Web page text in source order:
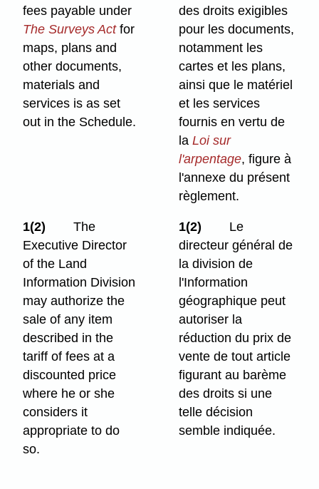
fees payable under
The Surveys Actfor
maps, plans and
other documents,
materials and
services is as set
out in the Schedule.
des droits exigibles
pour les documents,
notamment les
cartes et les plans,
ainsi que le matériel
et les services
fournis en vertu de
laLoi sur
l'arpentage, figure à
l'annexe du présent
règlement.
1(2)
The
Executive Director
of the Land
Information Division
may authorize the
sale of any item
described in the
tariff of fees at a
discounted price
where he or she
considers it
appropriate to do
so.
1(2)
Le
directeur général de
la division de
l'Information
géographique peut
autoriser la
réduction du prix de
vente de tout article
figurant au barème
des droits si une
telle décision
semble indiquée.